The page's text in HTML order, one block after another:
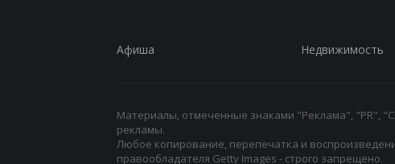
Афиша Недвижимость
Материалы, отмеченные знаками "Реклама", "PR",
рекламы.
Любое копирование, перепечатка и
правообладателя Getty Images - строго запрещено.